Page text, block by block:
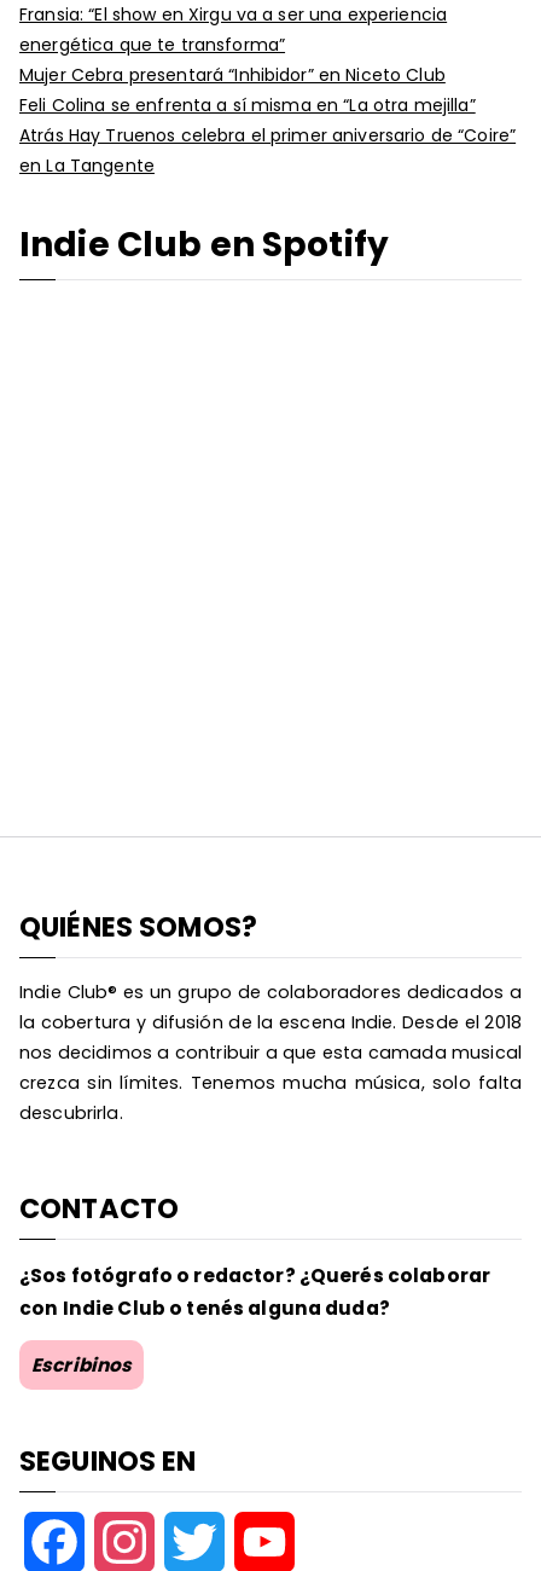
Fransia: “El show en Xirgu va a ser una experiencia
energética que te transforma”
Mujer Cebra presentará “Inhibidor” en Niceto Club
Feli Colina se enfrenta a sí misma en “La otra mejilla”
Atrás Hay Truenos celebra el primer aniversario de “Coire”
en La Tangente
Indie Club en Spotify
QUIÉNES SOMOS?
Indie Club® es un grupo de colaboradores dedicados a
la cobertura y difusión de la escena Indie. Desde el 2018
nos decidimos a contribuir a que esta camada musical
crezca sin límites. Tenemos mucha música, solo falta
descubrirla.
CONTACTO
¿Sos fotógrafo o redactor? ¿Querés colaborar
con Indie Club o tenés alguna duda?
Escribinos
SEGUINOS EN